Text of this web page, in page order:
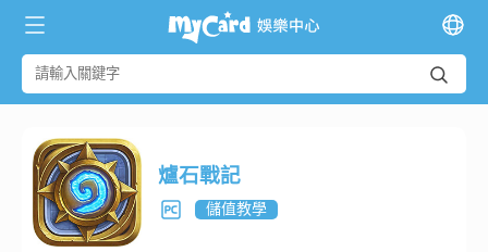
爐石戰記
儲值教學